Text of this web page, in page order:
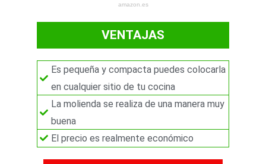
amazon.es
VENTAJAS
Es pequeña y compacta puedes colocarla
en cualquier sitio de tu cocina
La molienda se realiza de una manera muy
buena
El precio es realmente económico